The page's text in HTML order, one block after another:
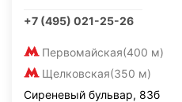
+7 (495) 021-25-26
Первомайская(400 м)
Щелковская(350 м)
Сиреневый бульвар, 83б